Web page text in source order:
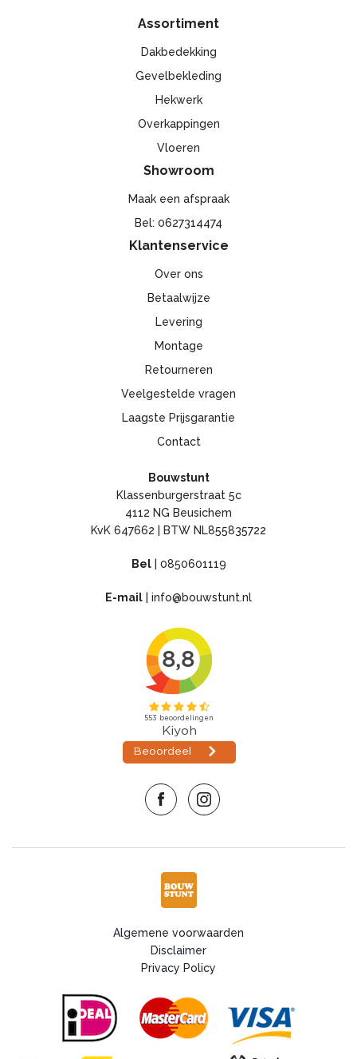
Assortiment
Dakbedekking
Gevelbekleding
Hekwerk
Overkappingen
Vloeren
Showroom
Maak een afspraak
Bel: 0627314474
Klantenservice
Over ons
Betaalwijze
Levering
Montage
Retourneren
Veelgestelde vragen
Laagste Prijsgarantie
Contact
Bouwstunt
Klassenburgerstraat 5c
4112 NG Beusichem
KvK 647662 | BTW NL855835722
Bel| 0850601119
E-mail info@bouwstunt.nl
Algemene voorwaarden
Disclaimer
Privacy Policy